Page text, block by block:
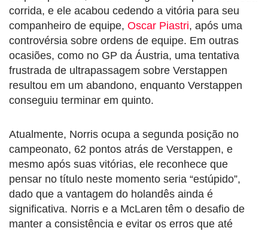
corrida, e ele acabou cedendo a vitória para seu
companheiro de equipe, Oscar Piastri, após uma
controvérsia sobre ordens de equipe. Em outras
ocasiões, como no GP da Áustria, uma tentativa
frustrada de ultrapassagem sobre Verstappen
resultou em um abandono, enquanto Verstappen
conseguiu terminar em quinto.
Atualmente, Norris ocupa a segunda posição no
campeonato, 62 pontos atrás de Verstappen, e
mesmo após suas vitórias, ele reconhece que
pensar no título neste momento seria “estúpido”,
dado que a vantagem do holandês ainda é
significativa. Norris e a McLaren têm o desafio de
manter a consistência e evitar os erros que até